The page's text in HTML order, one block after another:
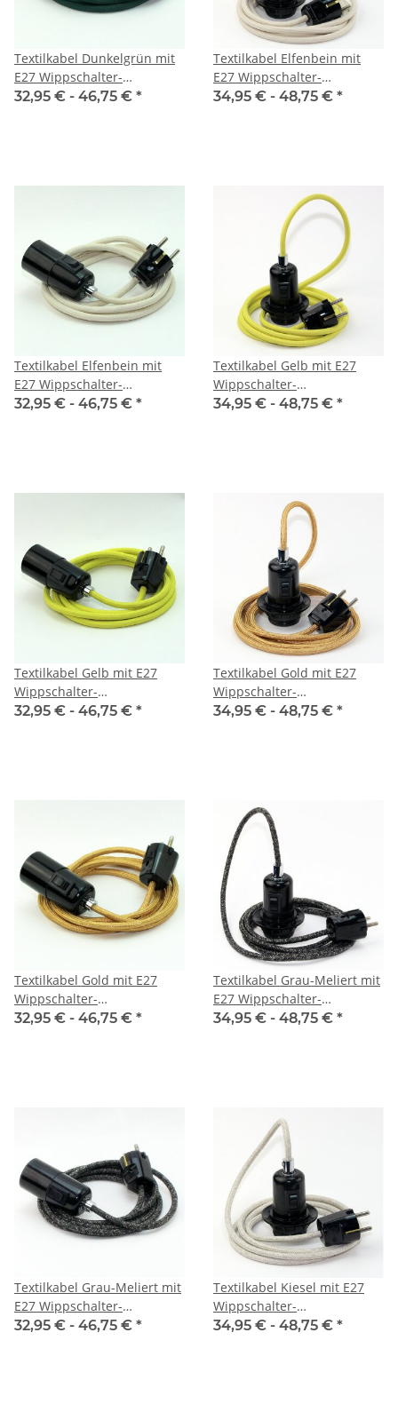
Textilkabel Dunkelgrün mit
E27 Wippschalter-
Lampenfassung Glattmantel
32,95 € - 46,75 € *
Textilkabel Elfenbein mit
E27 Wippschalter-
Lampenfassung
34,95 € - 48,75 € *
Textilkabel Elfenbein mit
E27 Wippschalter-
Lampenfassung Glattmantel
32,95 € - 46,75 € *
Textilkabel Gelb mit E27
Wippschalter-
Lampenfassung
34,95 € - 48,75 € *
Textilkabel Gelb mit E27
Wippschalter-
Lampenfassung Glattmantel
32,95 € - 46,75 € *
Textilkabel Gold mit E27
Wippschalter-
Lampenfassung
34,95 € - 48,75 € *
Textilkabel Gold mit E27
Wippschalter-
Lampenfassung Glattmantel
32,95 € - 46,75 € *
Textilkabel Grau-Meliert mit
E27 Wippschalter-
Lampenfassung
34,95 € - 48,75 € *
Textilkabel Grau-Meliert mit
E27 Wippschalter-
Lampenfassung Glattmantel
32,95 € - 46,75 € *
Textilkabel Kiesel mit E27
Wippschalter-
Lampenfassung
34,95 € - 48,75 € *